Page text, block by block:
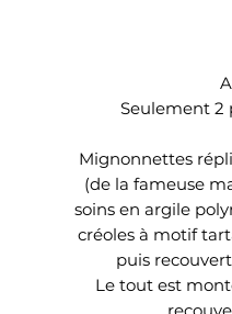
Seulement 2
Mignonnettes
(de la fameuse
soins en argile
créoles à motif
puis
Le tout est